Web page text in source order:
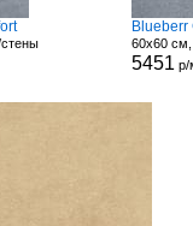
Blueberr
60x60
5451 р/